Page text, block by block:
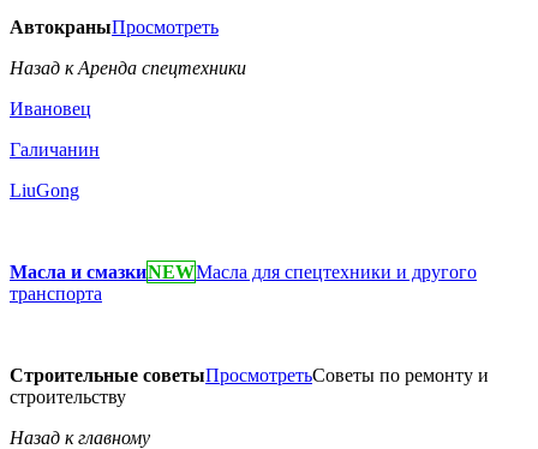
АвтокраныПросмотреть
Назад к Аренда спецтехники
Ивановец
Галичанин
LiuGong
Масла и смазкиNEWМасла для спецтехники и другого
транспорта
Строительные советыПросмотретьСоветы по ремонту и
строительству
Назад к главному